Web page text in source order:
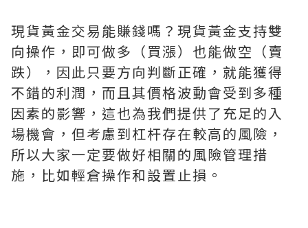
現貨黃金交易能賺錢嗎？現貨黃金支持雙
向操作，即可做多（買漲）也能做空（賣
跌），因此只要方向判斷正確，就能獲得
不錯的利潤，而且其價格波動會受到多種
因素的影響，這也為我們提供了充足的入
場機會，但考慮到杠杆存在較高的風險，
所以大家一定要做好相關的風險管理措
施，比如輕倉操作和設置止損。